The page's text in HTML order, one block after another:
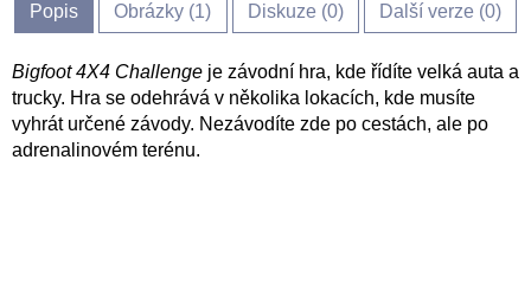
Popis Obrázky (1) Diskuze (0) Další verze (0)
Bigfoot 4X4 Challenge je závodní hra, kde řídíte velká auta a
trucky. Hra se odehrává v několika lokacích, kde musíte
vyhrát určené závody. Nezávodíte zde po cestách, ale po
adrenalinovém terénu.